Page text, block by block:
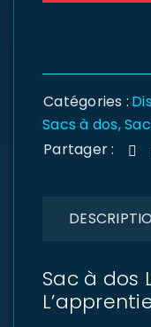
Catégories :
Sacs à dos,
Partager :
Sac à dos